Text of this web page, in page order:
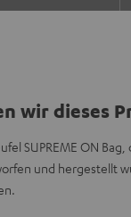
wir dieses
SUPREME ON
und hergestellt